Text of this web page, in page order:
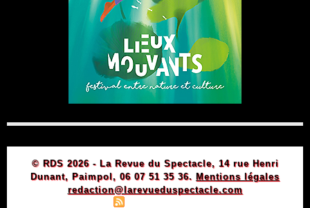
© RDS 2026 - La Revue du Spectacle, 14 rue Henri
Dunant, Paimpol, 06 07 51 35 36. Mentions légales
redaction@larevueduspectacle.com